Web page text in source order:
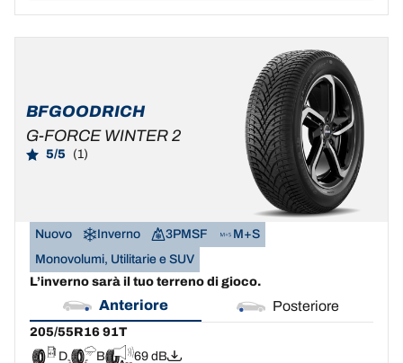
BFGOODRICH
G-FORCE WINTER 2
5/5 (1)
Nuovo Inverno 3PMSF
M+S
Monovolumi, Utilitarie e SUV
L’inverno sarà il tuo terreno di gioco.
Anteriore Posteriore
205/55R16 91T
D
B 69 dB